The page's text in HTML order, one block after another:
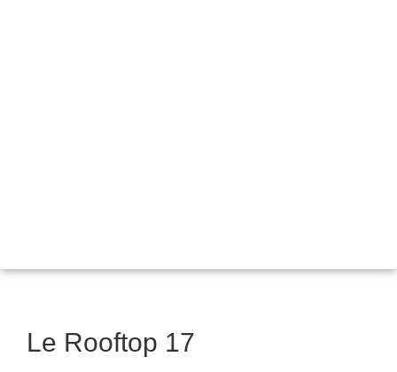
Le Rooftop 17